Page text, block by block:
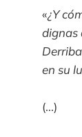
«¿Y
dignas
en su
(...)